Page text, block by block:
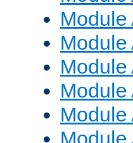
Module
Module
Module